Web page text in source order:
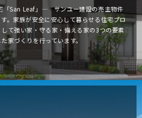
「San Leaf」― サンユー建設の売主物件
。 家族が安全に安心して暮らせる住宅プロ
て強い家・ 守る家・備える家の3つの要素
家づくりを行っています。